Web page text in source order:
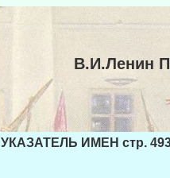
В.И.Ленин
УКАЗАТЕЛЬ ИМЕН стр.